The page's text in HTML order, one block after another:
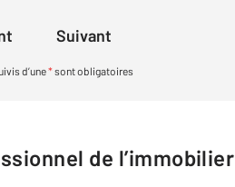
Suivant
d’une*sont obligatoires
de l’immobilier